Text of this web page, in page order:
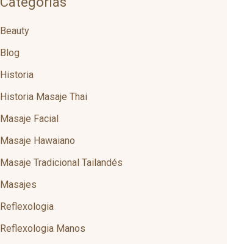
Beauty
Blog
Historia
Historia Masaje Thai
Masaje Facial
Masaje Hawaiano
Masaje Tradicional Tailandés
Masajes
Reflexologia
Reflexologia Manos